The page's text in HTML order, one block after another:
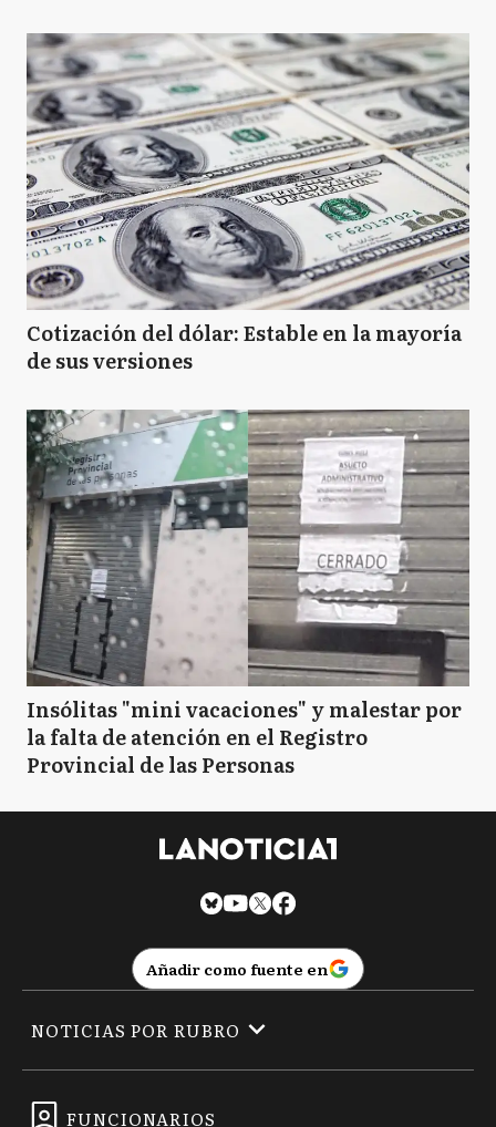
Cotización del dólar: Estable en la mayoría
de sus versiones
Insólitas "mini vacaciones" y malestar por
la falta de atención en el Registro
Provincial de las Personas
Añadir como fuente en
FUNCIONARIOS
NOTICIAS POR RUBRO